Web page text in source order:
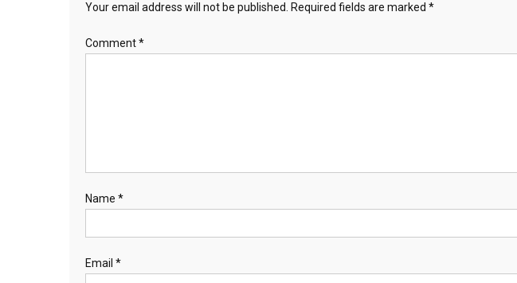
Your email address will not be published. Required fields are marked *
Comment*
Name *
Email *